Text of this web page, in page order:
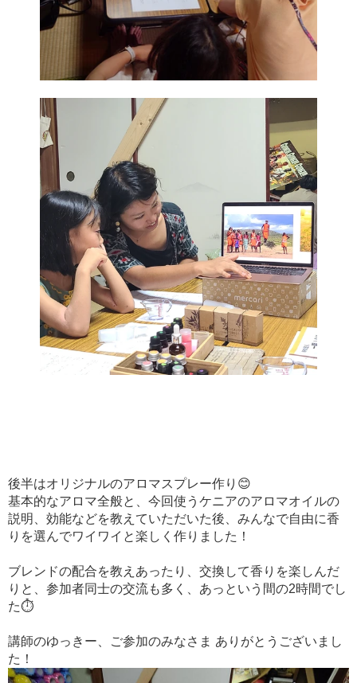
後半はオリジナルのアロマスプレー作り😊
基本的なアロマ全般と、今回使うケニアのアロマオイルの
説明、効能などを教えていただいた後、みんなで自由に香
りを選んでワイワイと楽しく作りました！
ブレンドの配合を教えあったり、交換して香りを楽しんだ
りと、参加者同士の交流も多く、あっという間の2時間でし
た⏱
講師のゆっきー、ご参加のみなさま ありがとうございまし
た！